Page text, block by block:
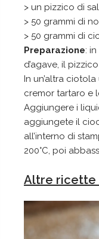
> un pizzico di
> 50 grammi di
> 50 grammi di
Preparazione:
d’agave, il
In un’altra
cremor tartaro e
Aggiungere i
aggiungete il
all’interno di
200°C, poi
Altre ricette